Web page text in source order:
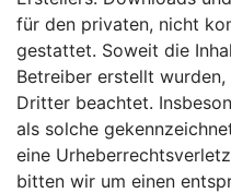
für den privaten, nicht
gestattet. Soweit die
Betreiber erstellt
Dritter beachtet.
als solche
eine
bitten wir um einen